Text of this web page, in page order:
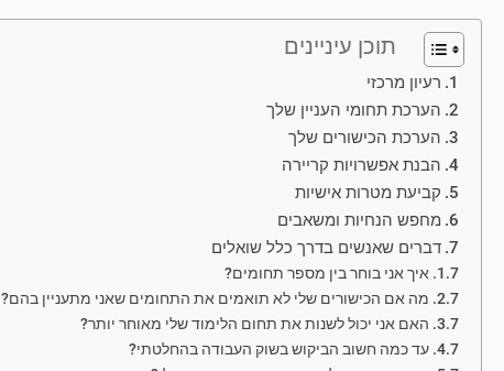
תוכן עיניינים
רעיון מרכזי
הערכת תחומי העניין שלך
הערכת הכישורים שלך
הבנת אפשרויות קריירה
קביעת מטרות אישיות
מחפש הנחיות ומשאבים
דברים שאנשים בדרך כלל שואלים
איך אני בוחר בין מספר תחומים?
מה אם הכישורים שלי לא תואמים את התחומים שאני מתעניין בהם?
האם אני יכול לשנות את תחום הלימוד שלי מאוחר יותר?
עד כמה חשוב הביקוש בשוק העבודה בהחלטתי?